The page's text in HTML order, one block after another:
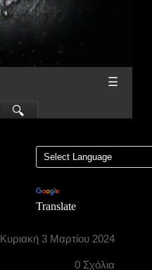
☰
🔍
Translate
Κυριακή 3 Μαρτίου 2024
0 Σχόλια